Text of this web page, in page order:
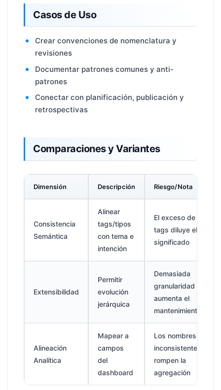
Casos de Uso
Crear convenciones de nomenclatura y
revisiones
Documentar patrones comunes y anti-
patrones
Conectar con planificación, publicación y
retrospectivas
Comparaciones y Variantes
Dimensión Descripción Riesgo/Nota
Consistencia
Semántica
Alinear
tags/tipos
con tema e
intención
El exceso de
tags diluye el
significado
Extensibilidad
Permitir
evolución
jerárquica
Demasiada
granularidad
aumenta el
mantenimiento
Alineación
Analítica
Mapear a
campos
del
dashboard
Los nombres
inconsistentes
rompen la
agregación